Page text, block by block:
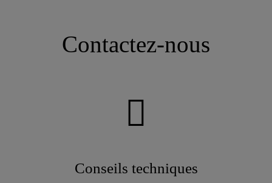
Contactez-nous
Conseils techniques